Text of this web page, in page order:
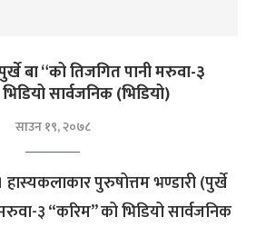
बा “को तिजगित पानी मरुवा-३
सार्वजनिक (भिडियो)
साउन १९, २०७८
पुरुषोत्तम भण्डारी (पुर्खे
३ “करिम” को भिडियो सार्वजनिक